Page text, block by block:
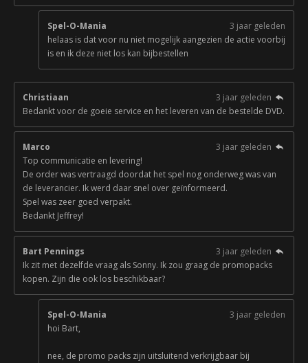
Spel-O-Mania
3 jaar geleden
helaas is dat voor nu niet mogelijk aangezien de actie voorbij
is en ik deze niet los kan bijbestellen
Christiaan
3 jaar geleden
Bedankt voor de goeie service en het leveren van de bestelde DVD.
Marco
3 jaar geleden
Top communicatie en levering!
De order was vertraagd doordat het spel nog onderweg was van
de leverancier. Ik werd daar snel over geïnformeerd.
Spel was zeer goed verpakt.
Bedankt Jeffrey!
Bart Pennings
3 jaar geleden
Ik zit met dezelfde vraag als Sonny. Ik zou graag de promopacks
kopen. Zijn die ook los beschikbaar?
Spel-O-Mania
3 jaar geleden
hoi Bart,
nee, de promo packs zijn uitsluitend verkrijgbaar bij